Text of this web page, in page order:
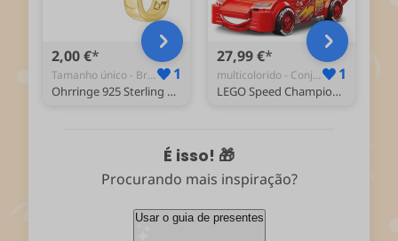
2,00 €
Tamanho único - Brincos 1
Ohrringe 925 Sterling Silver Earrings Small Chunky Silver Earrings Small Thick Huggie Hoops Earrings For Jewelry Magnetohrringe für Kinder, Tamanho único, Cobre, Sem pedra preciosa
27,99 €
multicolorido - Conjuntos de Construção 1
LEGO Speed Champions raio Mcqueen carro de brinquedo - kit de casacos colecionável - presente para meninos e meninas fãs de filmes de carros da Disney Pixar 77255
É isso! 🎁
Procurando mais inspiração?
Usar o guia de presentes